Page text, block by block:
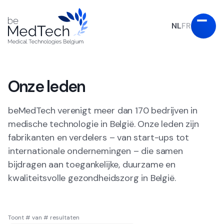
NLFR
Onze leden
beMedTech verenigt meer dan 170 bedrijven in
medische technologie in België. Onze leden zijn
fabrikanten en verdelers – van start-ups tot
internationale ondernemingen – die samen
bijdragen aan toegankelijke, duurzame en
kwaliteitsvolle gezondheidszorg in België.
Toont# van # resultaten